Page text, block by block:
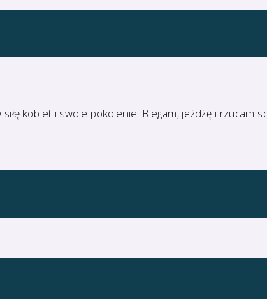
kobiet i swoje pokolenie. Biegam, jeżdżę i rzucam